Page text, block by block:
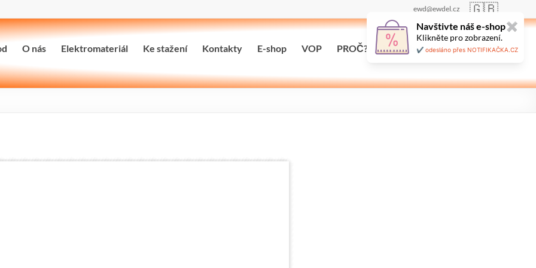
ewd@ewdel.cz 🇬🇧
O nás Elektromateriál Ke stažení Kontakty E-shop VOP PROČ? Maloobchodní prodej
Navštivte náš e-shop✖
Klikněte pro zobrazení.
✔️ odesláno přes NOTIFIKAČKA.CZ